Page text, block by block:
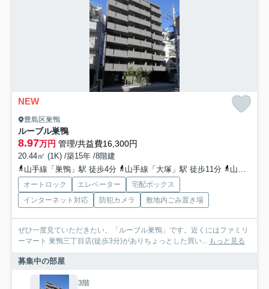
NEW
豊島区巣鴨
ルーブル巣鴨
8.97万円 管理/共益費16,300円
20.44㎡ (1K) /築15年 /8階建
山手線「巣鴨」駅 徒歩4分
山手線「大塚」駅 徒歩11分 山手線「駒込」駅 徒歩14分
オートロック エレベーター
宅配ボックス
インターネット対応
防犯カメラ 敷地内ごみ置き場
ぜひ一度見ていただきたい、「ルーブル巣鴨」です。近くにはファミリ
ーマート 巣鴨三丁目店(徒歩3分)がありちょっとした買い... もっと見る
募集中の部屋
3階